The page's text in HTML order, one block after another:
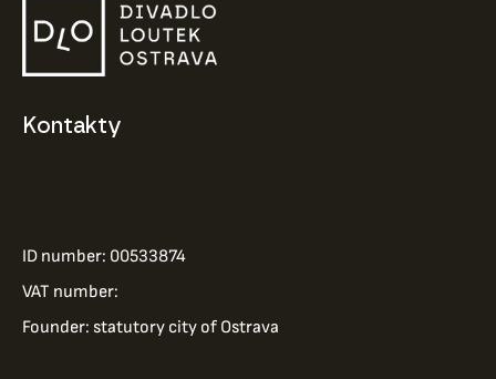
Kontakty
ID number: 00533874
VAT number:
Founder: statutory city of Ostrava